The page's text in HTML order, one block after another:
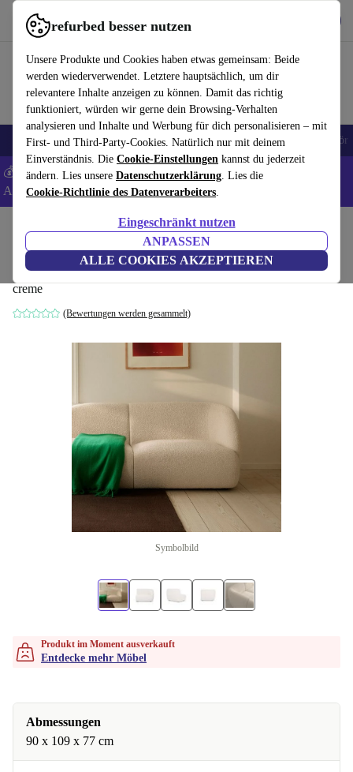
refurbed besser nutzen
Unsere Produkte und Cookies haben etwas gemeinsam: Beide
werden wiederverwendet. Letztere hauptsächlich, um dir
relevantere Inhalte anzeigen zu können. Damit das richtig
funktioniert, würden wir gerne dein Browsing-Verhalten
analysieren und Inhalte und Werbung für dich personalisieren – mit
First- und Third-Party-Cookies. Natürlich nur mit deinem
Einverständnis. Die Cookie-Einstellungen kannst du jederzeit
ändern. Lies unsere Datenschutzerklärung. Lies die
Cookie-Richtlinie des Datenverarbeiters.
Eingeschränkt nutzen
ANPASSEN
ALLE COOKIES AKZEPTIEREN
refurbed schnell und einfach nutzen
🎒 Back to school Handys Laptops Tablets Smartwatches Zubehör
💰 Extra -8% auf Samsung- und Google-Smartphones - Code:
ANDROID8 -AGB
Haushalt Möbel
Paula Modul 1-Sitzer Rechts Maya Cream
creme
(Bewertungen werden gesammelt)
Symbolbild
Produkt im Moment ausverkauft
Entdecke mehr Möbel
Abmessungen
90 x 109 x 77 cm